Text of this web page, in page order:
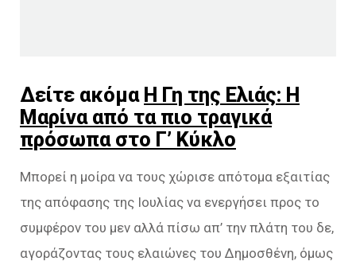
Δείτε ακόμα Η Γη της Ελιάς: Η
Μαρίνα από τα πιο τραγικά
πρόσωπα στο Γ’ Κύκλο
Μπορεί η μοίρα να τους χώρισε απότομα εξαιτίας
της απόφασης της Ιουλίας να ενεργήσει προς το
συμφέρον του μεν αλλά πίσω απ’ την πλάτη του δε,
αγοράζοντας τους ελαιώνες του Δημοσθένη, όμως